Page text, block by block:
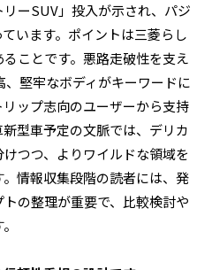
ーSUV」投入が示され、パジ
います。ポイントは三菱らし
ことです。悪路走破性を支え
堅牢なボディがキーワードに
ップ志向のユーザーから支持
型車予定の文脈では、デリカ
つつ、よりワイルドな領域を
情報収集段階の読者には、発
の整理が重要で、比較検討や